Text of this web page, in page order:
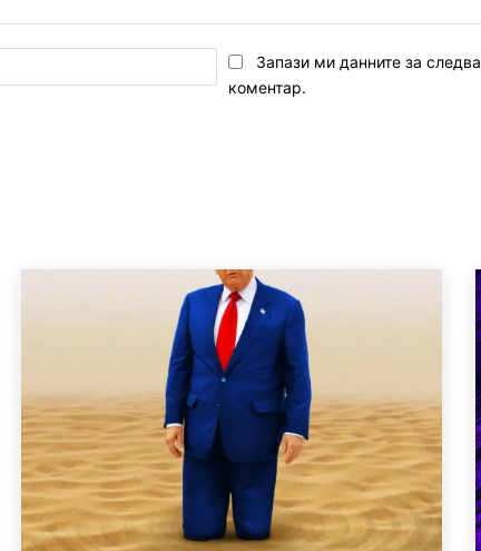
Email:*Запази ми данните за
коментар.